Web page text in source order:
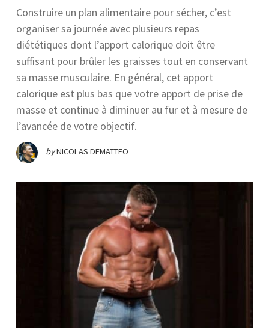
Construire un plan alimentaire pour sécher, c’est
organiser sa journée avec plusieurs repas
diététiques dont l’apport calorique doit être
suffisant pour brûler les graisses tout en conservant
sa masse musculaire. En général, cet apport
calorique est plus bas que votre apport de prise de
masse et continue à diminuer au fur et à mesure de
l’avancée de votre objectif.
byNICOLAS DEMATTEO